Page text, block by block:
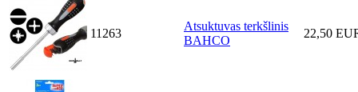
11263
Atsuktuvas terkšlinis
BAHCO
22,50